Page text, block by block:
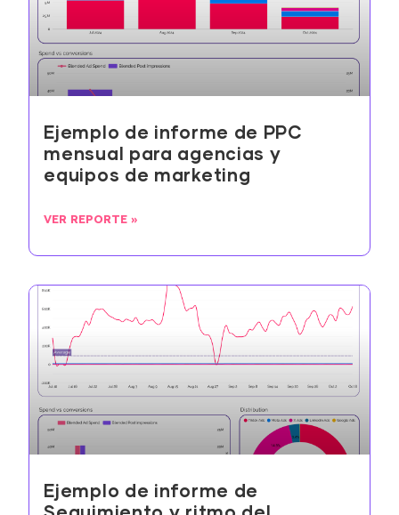
Ejemplo de informe de PPC
mensual para agencias y
equipos de marketing
VER REPORTE »
Ejemplo de informe de